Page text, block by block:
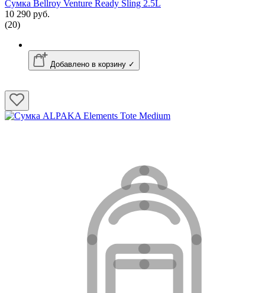
Сумка Bellroy Venture Ready Sling 2.5L
10 290 руб.
(20)
Добавлено в корзину ✓